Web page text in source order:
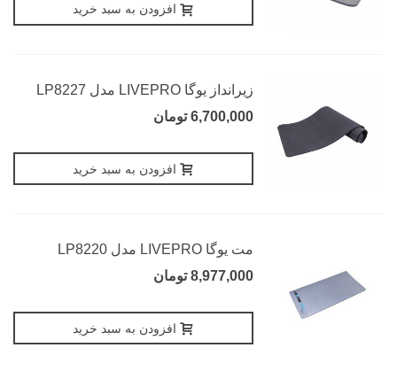
افزودن به سبد خرید
زیرانداز یوگا LIVEPRO مدل LP8227
6,700,000 تومان
افزودن به سبد خرید
مت یوگا LIVEPRO مدل LP8220
8,977,000 تومان
افزودن به سبد خرید